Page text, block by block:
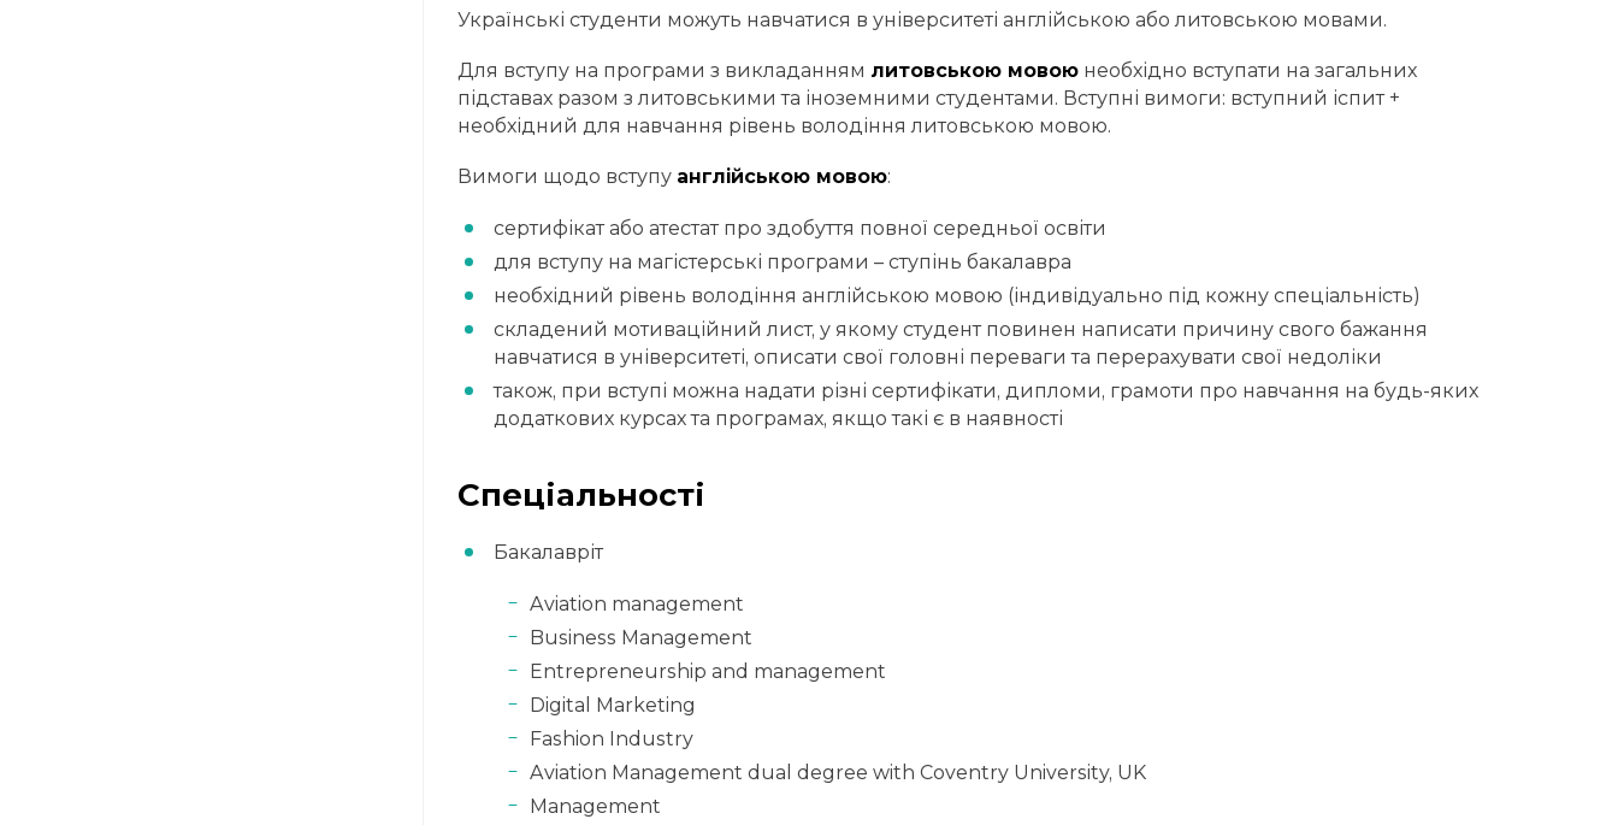
Українські студенти можуть навчатися в університеті англійською або литовською мовами.
Для вступу на програми з викладанням литовською мовоюнеобхідно вступати на загальних
підставах разом з литовськими та іноземними студентами. Вступні вимоги: вступний іспит +
необхідний для навчання рівень володіння литовською мовою.
Вимоги щодо вступу англійською мовою:
сертифікат або атестат про здобуття повної середньої освіти
для вступу на магістерські програми – ступінь бакалавра
необхідний рівень володіння англійською мовою (індивідуально під кожну спеціальність)
складений мотиваційний лист, у якому студент повинен написати причину свого бажання
навчатися в університеті, описати свої головні переваги та перерахувати свої недоліки
також, при вступі можна надати різні сертифікати, дипломи, грамоти про навчання на будь-яких
додаткових курсах та програмах, якщо такі є в наявності
Спеціальності
Бакалавріт
Aviation management
Business Management
Entrepreneurship and management
Digital Marketing
Fashion Industry
Aviation Management dual degree with Coventry University, UK
Management